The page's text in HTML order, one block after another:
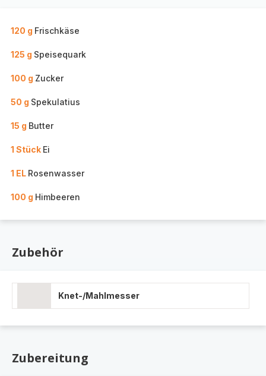
120 g Frischkäse
125 g Speisequark
100 g Zucker
50 g Spekulatius
15 g Butter
1 Stück Ei
1 EL Rosenwasser
100 g Himbeeren
Zubehör
Knet-/Mahlmesser
Zubereitung